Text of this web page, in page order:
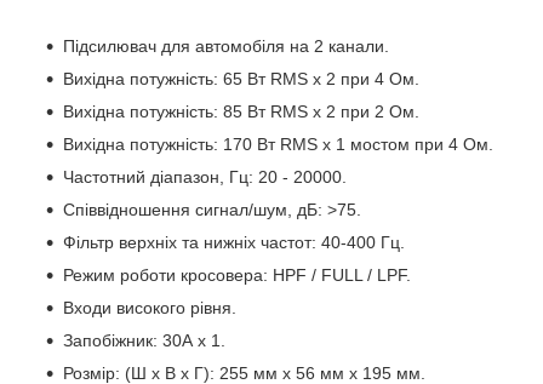
Підсилювач для автомобіля на 2 канали.
Вихідна потужність: 65 Вт RMS x 2 при 4 Ом.
Вихідна потужність: 85 Вт RMS x 2 при 2 Ом.
Вихідна потужність: 170 Вт RMS x 1 мостом при 4 Ом.
Частотний діапазон, Гц: 20 - 20000.
Співвідношення сигнал/шум, дБ: >75.
Фільтр верхніх та нижніх частот: 40-400 Гц.
Режим роботи кросовера: HPF / FULL / LPF.
Входи високого рівня.
Запобіжник: 30А x 1.
Розмір: (Ш x В x Г): 255 мм x 56 мм x 195 мм.